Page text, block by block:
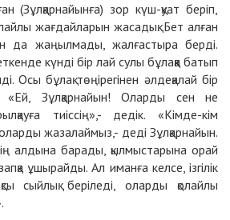
(Зұлқарнайынға) зор күш-қуат беріп,
жағдайларын жасадық. Бет алған
да жаңылмады, жалғастыра берді.
күнді бір лай сулы бұлаққа батып
Осы бұлақ төңірегінен әлдеқалай бір
«Ей, Зұлқарнайын! Оларды сен не
тиіссің»,- дедік. «Кімде-кім
жазалаймыз,- деді Зұлқарнайын.
алдына барады, қылмыстарына орай
ұшырайды. Ал иманға келсе, ізгілік
сыйлық беріледі, оларды қолайлы